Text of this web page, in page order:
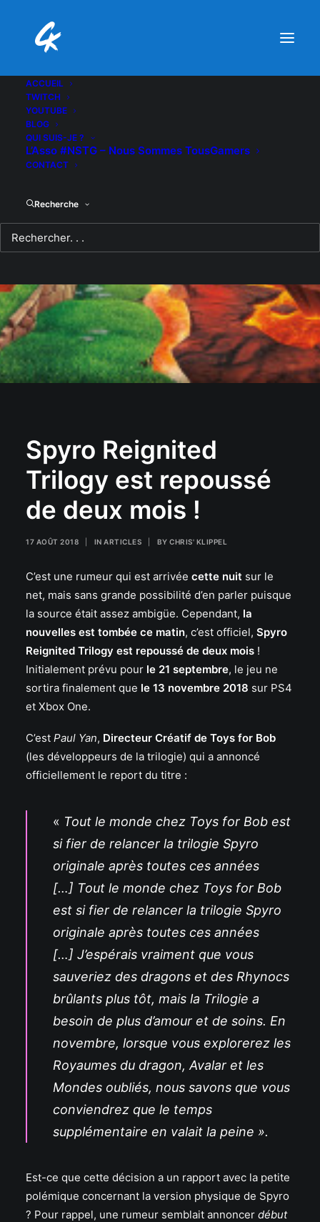
ACCUEIL
TWITCH
YOUTUBE
BLOG
QUI SUIS-JE ?
L’Asso #NSTG – Nous Sommes TousGamers
CONTACT
Recherche
Spyro Reignited
Trilogy est repoussé
de deux mois !
17 AOÛT 2018 IN ARTICLES BY CHRIS' KLIPPEL
C’est une rumeur qui est arrivée cette nuit sur le
net, mais sans grande possibilité d’en parler puisque
la source était assez ambigüe. Cependant, la
nouvelles est tombée ce matin, c’est officiel, Spyro
Reignited Trilogy est repoussé de deux mois !
Initialement prévu pour le 21 septembre, le jeu ne
sortira finalement que le 13 novembre 2018 sur PS4
et Xbox One.
C’est Paul Yan, Directeur Créatif de Toys for Bob
(les développeurs de la trilogie) qui a annoncé
officiellement le report du titre :
« Tout le monde chez Toys for Bob est
si fier de relancer la trilogie Spyro
originale après toutes ces années
[…] Tout le monde chez Toys for Bob
est si fier de relancer la trilogie Spyro
originale après toutes ces années
[…] J’espérais vraiment que vous
sauveriez des dragons et des Rhynocs
brûlants plus tôt, mais la Trilogie a
besoin de plus d’amour et de soins. En
novembre, lorsque vous explorerez les
Royaumes du dragon, Avalar et les
Mondes oubliés, nous savons que vous
conviendrez que le temps
supplémentaire en valait la peine ».
Est-ce que cette décision a un rapport avec la petite
polémique concernant la version physique de Spyro
? Pour rappel, une rumeur semblait annoncer début